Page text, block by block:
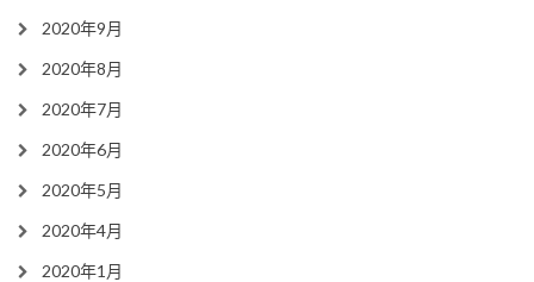
2020年9月
2020年8月
2020年7月
2020年6月
2020年5月
2020年4月
2020年1月